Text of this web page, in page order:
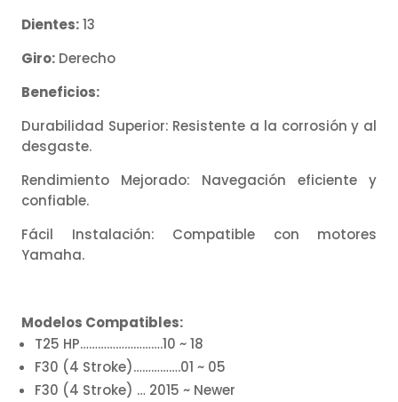
Dientes:13
Giro: Derecho
Beneficios:
Durabilidad Superior: Resistente a la corrosión y al
desgaste.
Rendimiento Mejorado: Navegación eficiente y
confiable.
Fácil Instalación: Compatible con motores
Yamaha.
Modelos Compatibles:
T25 HP……………………….10 ~ 18
F30 (4 Stroke)…………….01 ~ 05
F30 (4 Stroke) … 2015 ~ Newer